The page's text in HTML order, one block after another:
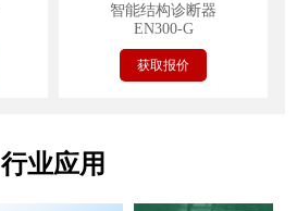
智能结构诊断器
EN300-G
获取报价
行业应用